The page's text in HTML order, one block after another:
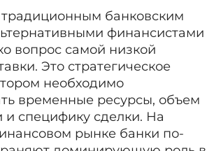
банковским
финансистами
вопрос самой низкой
Это стратегическое
необходимо
временные ресурсы, объем
и специфику сделки. На
рынке банки по-